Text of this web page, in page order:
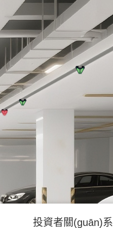
投資者關(guān)系